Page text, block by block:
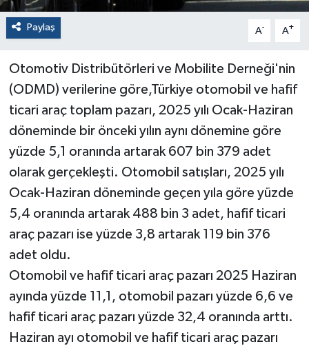
Paylaş A- A+
Otomotiv Distribütörleri ve Mobilite Derneği'nin
(ODMD) verilerine göre,Türkiye otomobil ve hafif
ticari araç toplam pazarı, 2025 yılı Ocak-Haziran
döneminde bir önceki yılın aynı dönemine göre
yüzde 5,1 oranında artarak 607 bin 379 adet
olarak gerçekleşti. Otomobil satışları, 2025 yılı
Ocak-Haziran döneminde geçen yıla göre yüzde
5,4 oranında artarak 488 bin 3 adet, hafif ticari
araç pazarı ise yüzde 3,8 artarak 119 bin 376
adet oldu.
Otomobil ve hafif ticari araç pazarı 2025 Haziran
ayında yüzde 11,1, otomobil pazarı yüzde 6,6 ve
hafif ticari araç pazarı yüzde 32,4 oranında arttı.
Haziran ayı otomobil ve hafif ticari araç pazarı